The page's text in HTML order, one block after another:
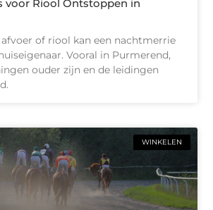
voor Riool Ontstoppen in
of riool kan een nachtmerrie
Vooral in Purmerend,
ouder zijn en de leidingen
WINKELEN